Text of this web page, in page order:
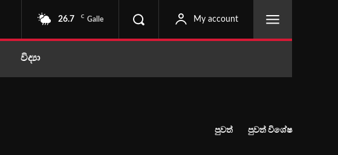
26.7 C Galle My account
විද්‍යා
පුවත් පුවත් විශේෂ